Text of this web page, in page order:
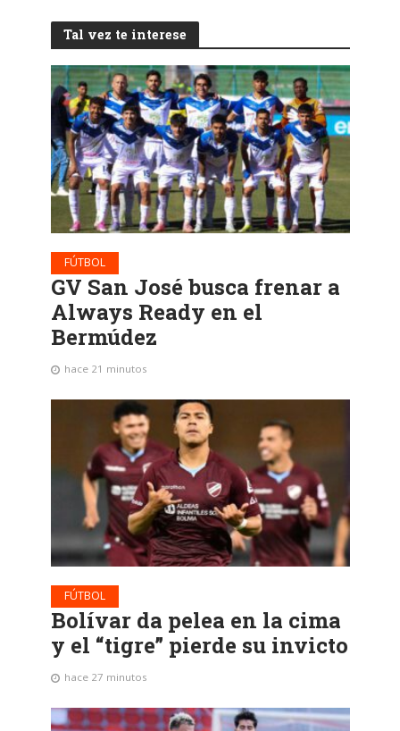
Tal vez te interese
FÚTBOL
GV San José busca frenar a
Always Ready en el
Bermúdez
hace 21 minutos
FÚTBOL
Bolívar da pelea en la cima
y el “tigre” pierde su invicto
hace 27 minutos